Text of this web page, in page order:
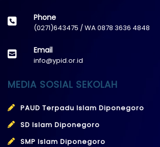
Phone
(0271)643475 / WA 0878 3636 4848
Email
info@ypid.or.id
MEDIA SOSIAL SEKOLAH
PAUD Terpadu Islam Diponegoro
SD Islam Diponegoro
SMP Islam Diponegoro